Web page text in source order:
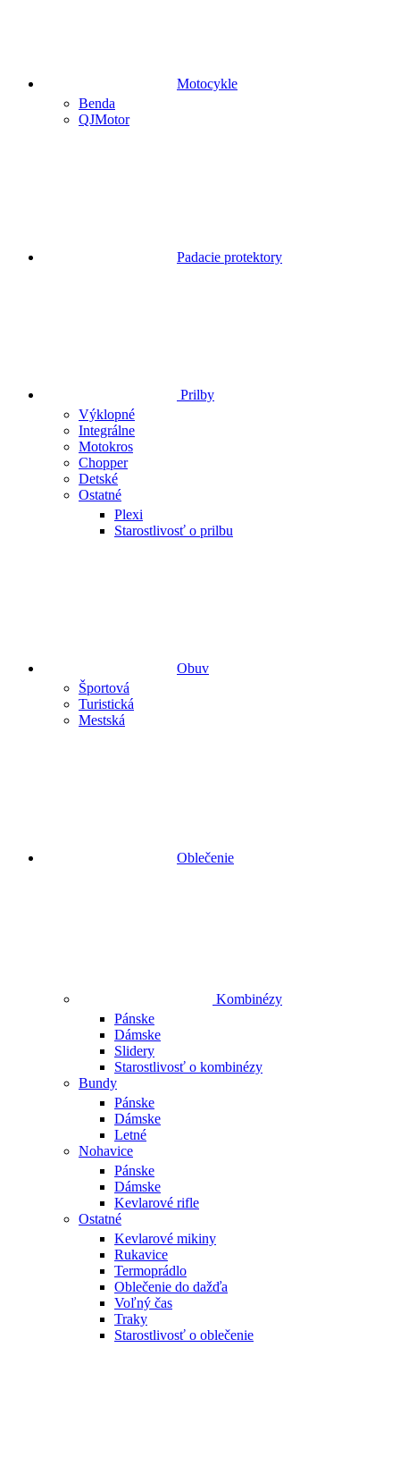
Motocykle
Benda
QJMotor
Padacie protektory
Prilby
Výklopné
Integrálne
Motokros
Chopper
Detské
Ostatné
Plexi
Starostlivosť o prilbu
Obuv
Športová
Turistická
Mestská
Oblečenie
Kombinézy
Pánske
Dámske
Slidery
Starostlivosť o kombinézy
Bundy
Pánske
Dámske
Letné
Nohavice
Pánske
Dámske
Kevlarové rifle
Ostatné
Kevlarové mikiny
Rukavice
Termoprádlo
Oblečenie do dažďa
Voľný čas
Traky
Starostlivosť o oblečenie